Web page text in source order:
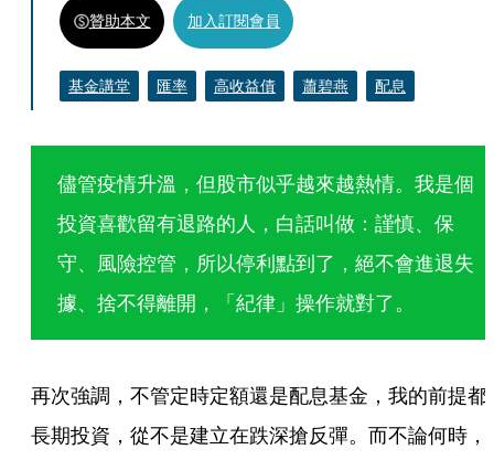
贊助本文 加入訂閱會員
基金講堂 匯率 高收益債 蕭碧燕 配息
儘管疫情升溫，但股市似乎越來越熱情。我是個
投資喜歡留有退路的人，白話叫做：謹慎、保
守、風險控管，所以停利點到了，絕不會進退失
據、捨不得離開，「紀律」操作就對了。
再次強調，不管定時定額還是配息基金，我的前提都
長期投資，從不是建立在跌深搶反彈。而不論何時，